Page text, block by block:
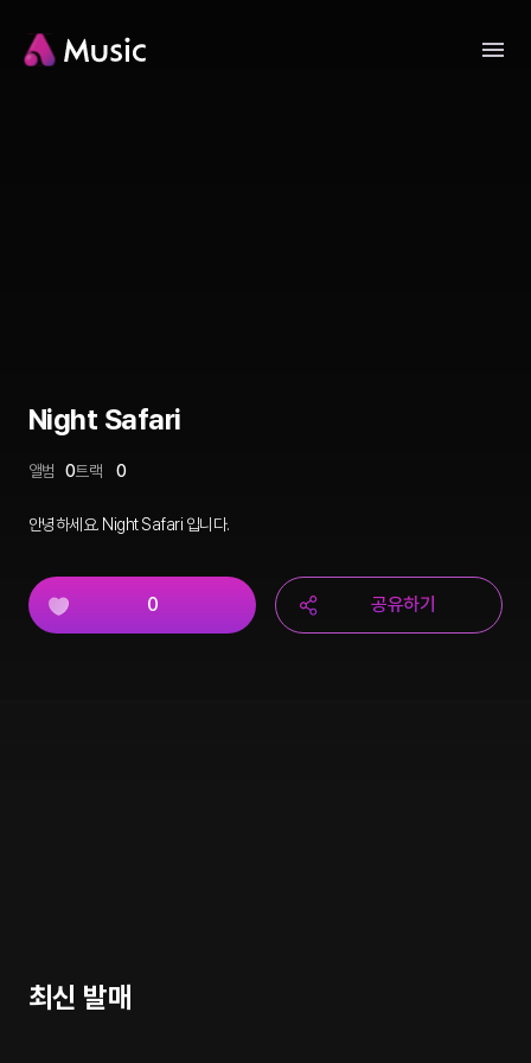
Night Safari
앨범 0트랙 0
안녕하세요. Night Safari 입니다.
0 공유하기
최신 발매